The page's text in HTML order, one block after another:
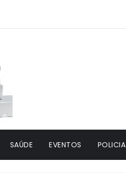
SAÚDE EVENTOS POLICIA